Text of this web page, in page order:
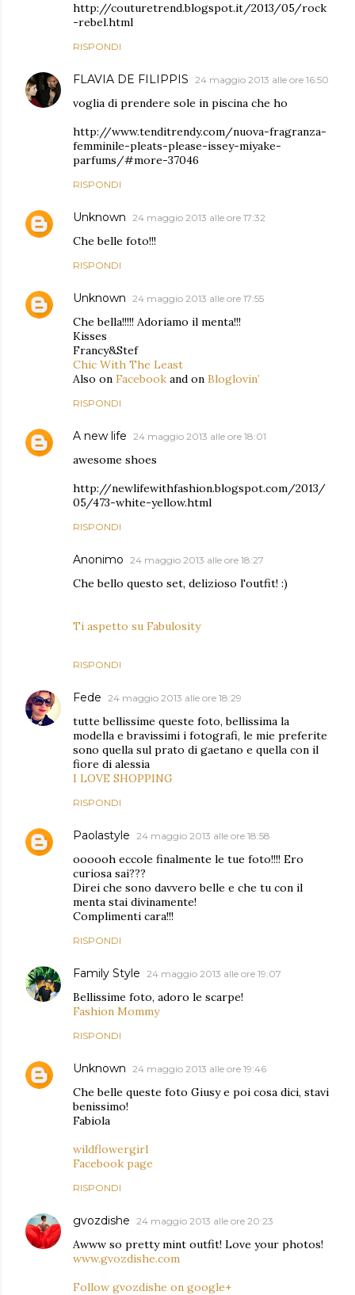
http://couturetrend.blogspot.it/2013/05/rock
-rebel.html
RISPONDI
FLAVIA DE FILIPPIS 24 maggio 2013 alle ore 16:50
voglia di prendere sole in piscina che ho
http://www.tenditrendy.com/nuova-fragranza-
femminile-pleats-please-issey-miyake-
parfums/#more-37046
RISPONDI
Unknown 24 maggio 2013 alle ore 17:32
Che belle foto!!!
RISPONDI
Unknown 24 maggio 2013 alle ore 17:55
Che bella!!!!! Adoriamo il menta!!!
Kisses
Francy&Stef
Chic With The Least
Also on Facebook and on Bloglovin’
RISPONDI
A new life 24 maggio 2013 alle ore 18:01
awesome shoes
http://newlifewithfashion.blogspot.com/2013/
05/473-white-yellow.html
RISPONDI
Anonimo 24 maggio 2013 alle ore 18:27
Che bello questo set, delizioso l'outfit! :)
Ti aspetto su Fabulosity
RISPONDI
Fede 24 maggio 2013 alle ore 18:29
tutte bellissime queste foto, bellissima la
modella e bravissimi i fotografi, le mie preferite
sono quella sul prato di gaetano e quella con il
fiore di alessia
I LOVE SHOPPING
RISPONDI
Paolastyle 24 maggio 2013 alle ore 18:58
oooooh eccole finalmente le tue foto!!!! Ero
curiosa sai???
Direi che sono davvero belle e che tu con il
menta stai divinamente!
Complimenti cara!!!
RISPONDI
Family Style 24 maggio 2013 alle ore 19:07
Bellissime foto, adoro le scarpe!
Fashion Mommy
RISPONDI
Unknown 24 maggio 2013 alle ore 19:46
Che belle queste foto Giusy e poi cosa dici, stavi
benissimo!
Fabiola
wildflowergirl
Facebook page
RISPONDI
gvozdishe 24 maggio 2013 alle ore 20:23
Awww so pretty mint outfit! Love your photos!
www.gvozdishe.com
Follow gvozdishe on google+